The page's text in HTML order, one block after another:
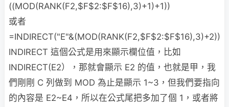
((MOD(RANK(F2,$F$2:$F$16),3)+1)+1))
或者
=INDIRECT("E"&(MOD(RANK(F2,$F$2:$F$16),3)+2))
INDIRECT 這個公式是用來顯示欄位值，比如
INDIRECT(E2），那就會顯示 E2 的值，也就是甲，我
們剛剛 C 列做到 MOD 為止是顯示 1~3，但我們要指向
的內容是 E2~E4，所以在公式尾把多加了個 1，或者將